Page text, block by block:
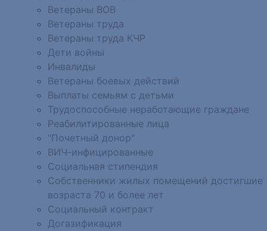
Ветераны ВОВ
Ветераны труда
Ветераны труда КЧР
Дети войны
Инвалиды
Ветераны боевых действий
Выплаты семьям с детьми
Трудоспособные неработающие граждане
Реабилитированные лица
"Почетный донор"
ВИЧ-инфицированные
Социальная стипендия
Собственники жилых помещений достигшие
возраста 70 и более лет
Социальный контракт
Догазификация